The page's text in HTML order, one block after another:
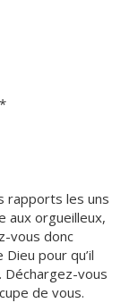
rapports les uns
aux orgueilleux,
vous donc
pour qu’il
Déchargez-vous
de vous.